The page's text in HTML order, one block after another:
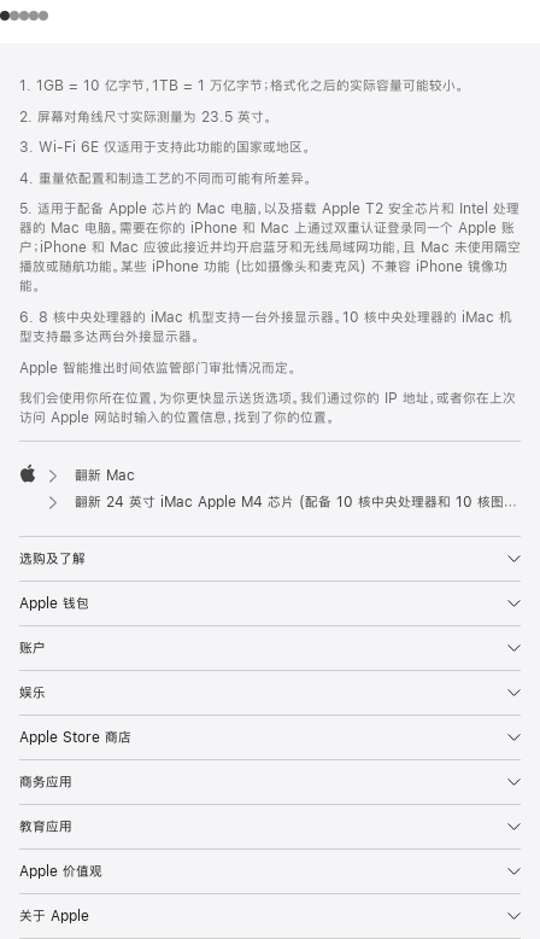
页
脚
注
1. 1GB = 10 亿字节，1TB = 1 万亿字节；格式化之后的实际容量可能较小。
2. 屏幕对角线尺寸实际测量为 23.5 英寸。
3. Wi-Fi 6E 仅适用于支持此功能的国家或地区。
4. 重量依配置和制造工艺的不同而可能有所差异。
5. 适用于配备 Apple 芯片的 Mac 电脑，以及搭载 Apple T2 安全芯片和 Intel 处理
器的 Mac 电脑。需要在你的 iPhone 和 Mac 上通过双重认证登录同一个 Apple 账
户；iPhone 和 Mac 应彼此接近并均开启蓝牙和无线局域网功能，且 Mac 未使用隔空
播放或随航功能。某些 iPhone 功能 (比如摄像头和麦克风) 不兼容 iPhone 镜像功
能。
6. 8 核中央处理器的 iMac 机型支持一台外接显示器。10 核中央处理器的 iMac 机
型支持最多达两台外接显示器。
Apple 智能推出时间依监管部门审批情况而定。
我们会使用你所在位置，为你更快显示送货选项。我们通过你的 IP 地址，或者你在上次
访问 Apple 网站时输入的位置信息，找到了你的位置。
Apple
翻新 Mac
翻新 24 英寸 iMac Apple M4 芯片 (配备 10 核中央处理器和 10 核图形处理器) 以及千兆以太网端口和纳米纹理玻璃面板 - 橙色
选购及了解
Apple 钱包
账户
娱乐
Apple Store 商店
商务应用
教育应用
Apple 价值观
关于 Apple